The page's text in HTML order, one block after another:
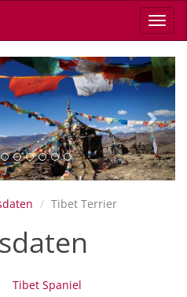
Next
Tibet Terrier
Tibet Spaniel